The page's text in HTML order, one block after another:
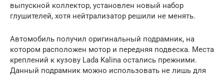
выпускной коллектор, установлен новый набор
глушителей, хотя нейтрализатор решили не менять.
Автомобиль получил оригинальный подрамник, на
котором расположен мотор и передняя подвеска. Места
креплений к кузову Lada Kalina остались прежними.
Данный подрамник можно использовать не лишь для